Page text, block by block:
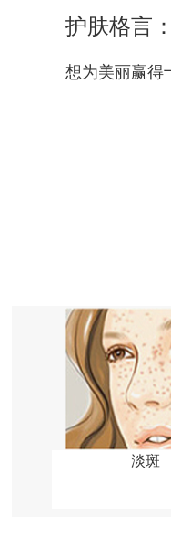
护肤格言：
想为美丽赢得
淡斑